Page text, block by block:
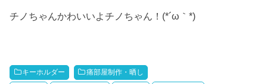
チノちゃんかわいいよチノちゃん！(*´ω｀*)
キーホルダー 痛部屋制作・晒し